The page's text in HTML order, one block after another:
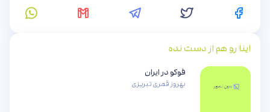
اینا رو هم از دست نده
فوکو در ایران
بهروز قمری تبریزی